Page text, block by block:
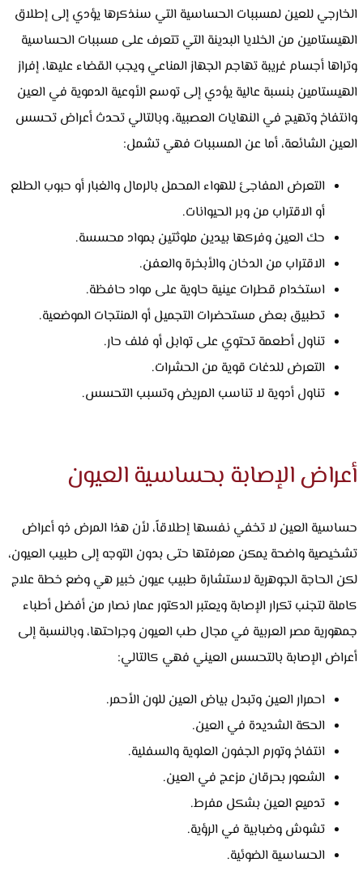
الخارجي للعين لمسببات الحساسية التي سنذكرها يؤدي إلى إطلاق
الهيستامين من الخلايا البدينة التي تتعرف على مسببات الحساسية
وتراها أجسام غريبة تهاجم الجهاز المناعي ويجب القضاء عليها، إفراز
الهيستامين بنسبة عالية يؤدي إلى توسع الأوعية الدموية في العين
وانتفاخ وتهيج في النهايات العصبية، وبالتالي تحدث أعراض تحسس
العين الشائعة، أما عن المسببات فهي تشمل:
التعرض المفاجئ للهواء المحمل بالرمال والغبار أو حبوب الطلع
أو الاقتراب من وبر الحيوانات.
حك العين وفركها بيدين ملوثتين بمواد محسسة.
الاقتراب من الدخان والأبخرة والعفن.
استخدام قطرات عينية حاوية على مواد حافظة.
تطبيق بعض مستحضرات التجميل أو المنتجات الموضعية.
تناول أطعمة تحتوي على توابل أو فلف حار.
التعرض للدغات قوية من الحشرات.
تناول أدوية لا تناسب المريض وتسبب التحسس.
أعراض الإصابة بحساسية العيون
حساسية العين لا تخفي نفسها إطلاقاً، لأن هذا المرض ذو أعراض
تشخيصية واضحة يمكن معرفتها حتى بدون التوجه إلى طبيب العيون،
لكن الحاجة الجوهرية لاستشارة طبيب عيون خبير هي وضع خطة علاج
كاملة لتجنب تكرار الإصابة ويعتبر الدكتور عمار نصار من أفضل أطباء
جمهورية مصر العربية في مجال طب العيون وجراحتها، وبالنسبة إلى
أعراض الإصابة بالتحسس العيني فهي كالتالي:
احمرار العين وتبدل بياض العين للون الأحمر.
الحكة الشديدة في العين.
انتفاخ وتورم الجفون العلوية والسفلية.
الشعور بحرقان مزعج في العين.
تدميع العين بشكل مفرط.
تشوش وضبابية في الرؤية.
الحساسية الضوئية.